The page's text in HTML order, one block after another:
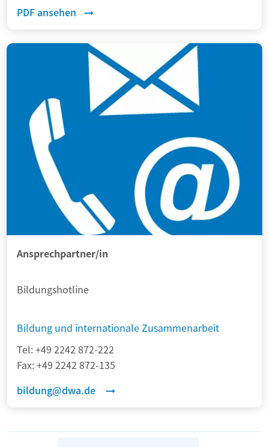
PDF ansehen
Ansprechpartner/in
Bildungshotline
Bildung und internationale Zusammenarbeit
Tel: +49 2242 872-222
Fax: +49 2242 872-135
bildung@dwa.de